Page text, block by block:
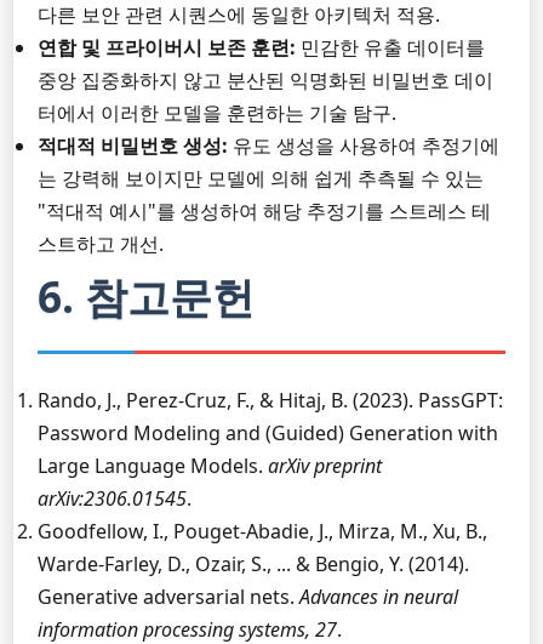
다른 보안 관련 시퀀스에 동일한 아키텍처 적용.
연합 및 프라이버시 보존 훈련: 민감한 유출 데이터를
중앙 집중화하지 않고 분산된 익명화된 비밀번호 데이
터에서 이러한 모델을 훈련하는 기술 탐구.
적대적 비밀번호 생성: 유도 생성을 사용하여 추정기에
는 강력해 보이지만 모델에 의해 쉽게 추측될 수 있는
"적대적 예시"를 생성하여 해당 추정기를 스트레스 테
스트하고 개선.
6. 참고문헌
Rando, J., Perez-Cruz, F., & Hitaj, B. (2023). PassGPT:
Password Modeling and (Guided) Generation with
Large Language Models. arXiv preprint
arXiv:2306.01545.
Goodfellow, I., Pouget-Abadie, J., Mirza, M., Xu, B.,
Warde-Farley, D., Ozair, S., ... & Bengio, Y. (2014).
Generative adversarial nets.Advances in neural
information processing systems, 27.